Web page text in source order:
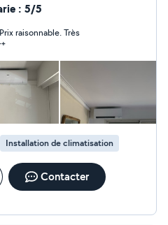
tarifs transparents.
confiance.
: 5/5
raisonnable. Très
Installation de climatisation
Contacter